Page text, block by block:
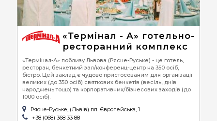
«Термінал - А» готельно-
ресторанний комплекс
«Термінал-А» поблизу Львова (Рясне-Руське) - це готель,
ресторан, бенкетний зал/конференц-центр на 350 осіб,
бістро. Цей заклад є чудово пристосованим для організації
великих (до 350 осіб) святкових бенкетів (весіль, днів
народжень тощо) та корпоративних/бізнесових заходів (до
1000 осіб).
Рясне-Руське, (Львів) пл. Європейська, 1
+38 (068) 368 33 88